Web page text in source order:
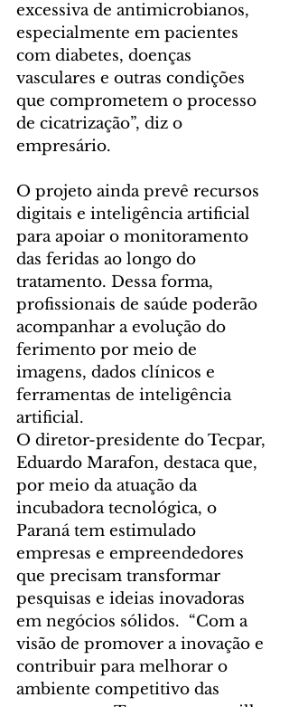
excessiva de antimicrobianos,
especialmente em pacientes
com diabetes, doenças
vasculares e outras condições
que comprometem o processo
de cicatrização”, diz o
empresário.
O projeto ainda prevê recursos
digitais e inteligência artificial
para apoiar o monitoramento
das feridas ao longo do
tratamento. Dessa forma,
profissionais de saúde poderão
acompanhar a evolução do
ferimento por meio de
imagens, dados clínicos e
ferramentas de inteligência
artificial.
O diretor-presidente do Tecpar,
Eduardo Marafon, destaca que,
por meio da atuação da
incubadora tecnológica, o
Paraná tem estimulado
empresas e empreendedores
que precisam transformar
pesquisas e ideias inovadoras
em negócios sólidos.  “Com a
visão de promover a inovação e
contribuir para melhorar o
ambiente competitivo das